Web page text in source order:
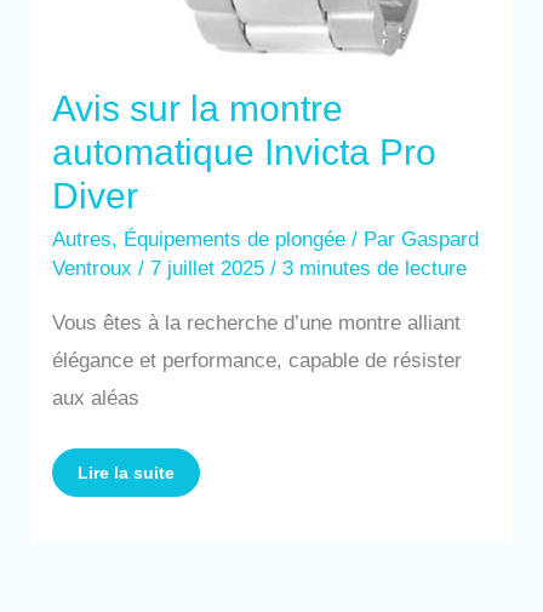
Avis sur la montre
automatique Invicta Pro
Diver
Autres, Équipements de plongée / ParGaspard
Ventroux/7 juillet 2025/3 minutes de lecture
Vous êtes à la recherche d’une montre alliant
élégance et performance, capable de résister
aux aléas
Lire la suite